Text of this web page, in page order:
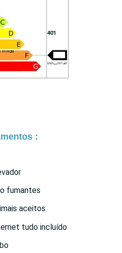
401
energia
:
fumantes
aceitos
tudo incluído